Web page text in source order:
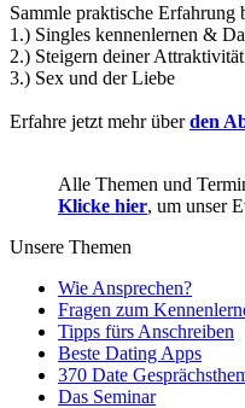
Sammle praktische Erfahrung
1.) Singles kennenlernen &
2.) Steigern deiner Attraktivität
3.) Sex und der Liebe
Erfahre jetzt mehr überden
Alle Themen und
Klicke hier, um unser
Unsere Themen
Wie Ansprechen?
Fragen zum
Tipps fürs Anschreiben
Beste Dating Apps
370 Date
Das Seminar